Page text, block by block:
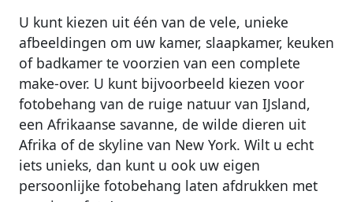
U kunt kiezen uit één van de vele, unieke
afbeeldingen om uw kamer, slaapkamer, keuken
of badkamer te voorzien van een complete
make-over. U kunt bijvoorbeeld kiezen voor
fotobehang van de ruige natuur van IJsland,
een Afrikaanse savanne, de wilde dieren uit
Afrika of de skyline van New York. Wilt u echt
iets unieks, dan kunt u ook uw eigen
persoonlijke fotobehang laten afdrukken met